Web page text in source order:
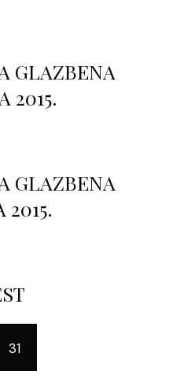
GLAZBENA
2015.
GLAZBENA
2015.
31